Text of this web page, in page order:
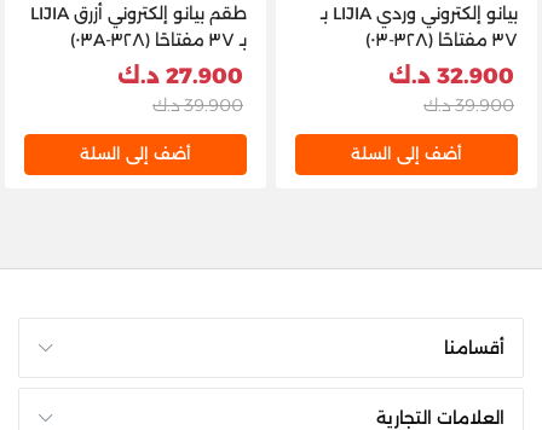
بيانو إلكتروني وردي LIJIA بـ
٣٧ مفتاحًا (٣٢٨-٠٣)
32.900 د.ك
39.900 د.ك
أضف إلى السلة
طقم بيانو إلكتروني أزرق LIJIA
بـ ٣٧ مفتاحًا (٣٢٨-٠٣A)
27.900 د.ك
39.900 د.ك
أضف إلى السلة
أقسامنا
العلامات التجارية